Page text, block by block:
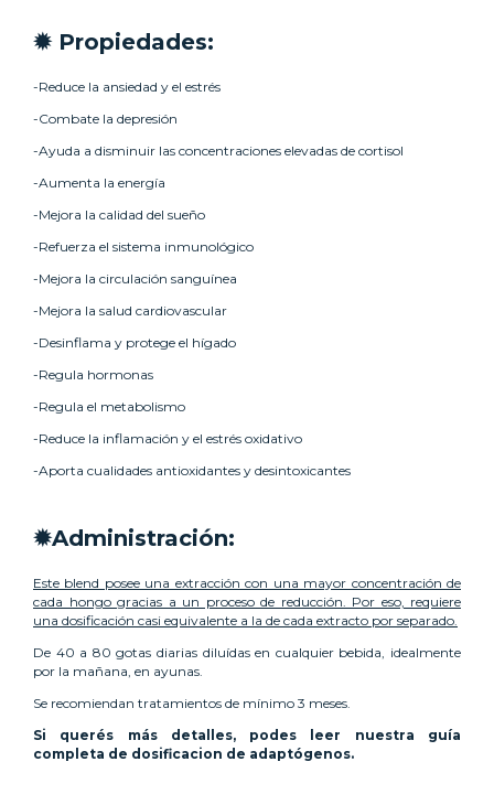
✹ Propiedades:
-Reduce la ansiedad y el estrés
-Combate la depresión
-Ayuda a disminuir las concentraciones elevadas de cortisol
-Aumenta la energía
-Mejora la calidad del sueño
-Refuerza el sistema inmunológico
-Mejora la circulación sanguínea
-Mejora la salud cardiovascular
-Desinflama y protege el hígado
-Regula hormonas
-Regula el metabolismo
-Reduce la inflamación y el estrés oxidativo
-Aporta cualidades antioxidantes y desintoxicantes
✹Administración:
Este blend posee una extracción con una mayor concentración de
cada hongo gracias a un proceso de reducción. Por eso, requiere
una dosificación casi equivalente a la de cada extracto por separado.
De 40 a 80 gotas diarias diluídas en cualquier bebida, idealmente
por la mañana, en ayunas.
Se recomiendan tratamientos de mínimo 3 meses.
Si querés más detalles, podes leer nuestra guía
completa de dosificacion de adaptógenos.